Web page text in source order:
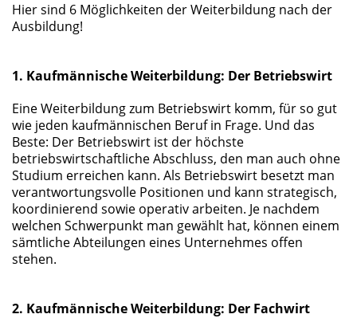
Hier sind 6 Möglichkeiten der Weiterbildung nach der
Ausbildung!
1. Kaufmännische Weiterbildung: Der Betriebswirt
Eine Weiterbildung zum Betriebswirt komm, für so gut
wie jeden kaufmännischen Beruf in Frage. Und das
Beste: Der Betriebswirt ist der höchste
betriebswirtschaftliche Abschluss, den man auch ohne
Studium erreichen kann. Als Betriebswirt besetzt man
verantwortungsvolle Positionen und kann strategisch,
koordinierend sowie operativ arbeiten. Je nachdem
welchen Schwerpunkt man gewählt hat, können einem
sämtliche Abteilungen eines Unternehmes offen
stehen.
2. Kaufmännische Weiterbildung: Der Fachwirt